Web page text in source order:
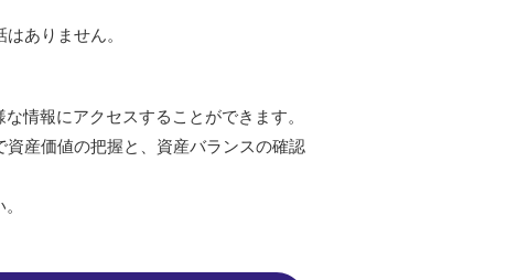
ありません。
情報にアクセスすることができます。
産価値の把握と、資産バランスの確認